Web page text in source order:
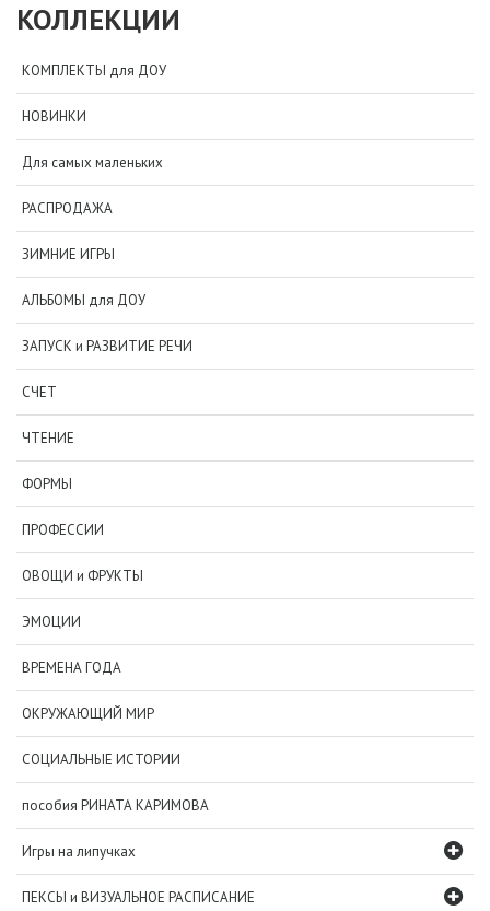
КОЛЛЕКЦИИ
КОМПЛЕКТЫ для ДОУ
НОВИНКИ
Для самых маленьких
РАСПРОДАЖА
ЗИМНИЕ ИГРЫ
АЛЬБОМЫ для ДОУ
ЗАПУСК и РАЗВИТИЕ РЕЧИ
СЧЕТ
ЧТЕНИЕ
ФОРМЫ
ПРОФЕССИИ
ОВОЩИ и ФРУКТЫ
ЭМОЦИИ
ВРЕМЕНА ГОДА
ОКРУЖАЮЩИЙ МИР
СОЦИАЛЬНЫЕ ИСТОРИИ
пособия РИНАТА КАРИМОВА
Игры на липучках
ПЕКСЫ и ВИЗУАЛЬНОЕ РАСПИСАНИЕ